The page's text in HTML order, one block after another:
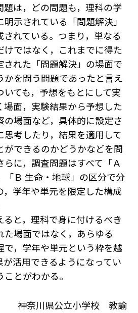
題は，どの問題も，理科の学
示されている「問題解決」
れている。つまり，単なる
けではなく，これまでに得た
された「問題解決」の場面で
かを問う問題であったと言え
ても，予想をもとにして実
場面，実験結果から予想した
の場面など，具体的に設定さ
考したり，結果を適用して
ができるのかどうかなどを問
らに，調査問題はすべて「Ａ
「Ｂ 生命・地球」の区分で分
，学年や単元を限定した構成
ると，理科で身に付けるべき
た場面ではなく，あらゆる
で，学年や単元という枠を越
が活用できるようになってい
とがわかる。
神奈川県公立小学校 教諭